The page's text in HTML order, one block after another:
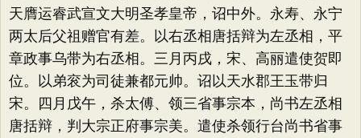
天膺运睿武宣文大明圣孝皇帝，诏中外。永寿、永宁
两太后父祖赠官有差。以右丞相唐括辩为左丞相，平
章政事乌带为右丞相。三月丙戌，宋、高丽遣使贺即
位。以弟衮为司徒兼都元帅。诏以天水郡王玉带归
宋。四月戊午，杀太傅、领三省事宗本，尚书左丞相
唐括辩，判大宗正府事宗美。遣使杀领行台尚书省事